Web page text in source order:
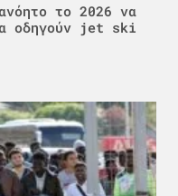
το 2026 να
οδηγούν jet ski